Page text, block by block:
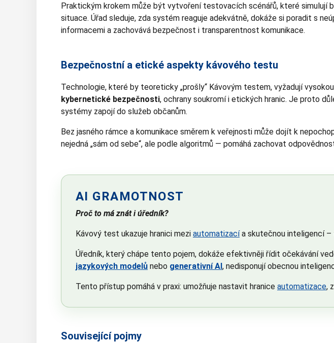
Praktickým krokem může být vytvoření testovacích scénářů, které simulují
situace. Úřad sleduje, zda systém reaguje adekvátně, dokáže si poradit s
informacemi a zachovává bezpečnost i transparentnost komunikace.
Bezpečnostní a etické aspekty kávového testu
Technologie, které by teoreticky „prošly“ Kávovým testem, vyžadují
kybernetické bezpečnosti, ochrany soukromí i etických hranic. Je proto
systémy zapojí do služeb občanům.
Bez jasného rámce a komunikace směrem k veřejnosti může dojít k
nejedná „sám od sebe“, ale podle algoritmů — pomáhá zachovat
AI GRAMOTNOST
Proč to má znát i úředník?
Kávový test ukazuje hranici mezi automatizacía skutečnou inteligencí
Úředník, který chápe tento pojem, dokáže efektivněji řídit očekávání
jazykových modelů nebo generativní AI, nedisponují obecnou
Tento přístup pomáhá v praxi: umožňuje nastavit hranice automatizace,
Související pojmy